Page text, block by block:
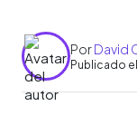
PorDavid
Publicado